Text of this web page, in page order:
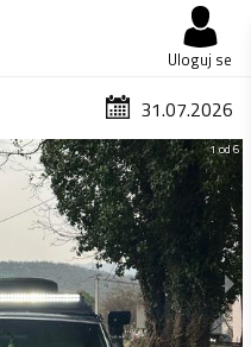
Uloguj se
31.07.2026
1 od 6